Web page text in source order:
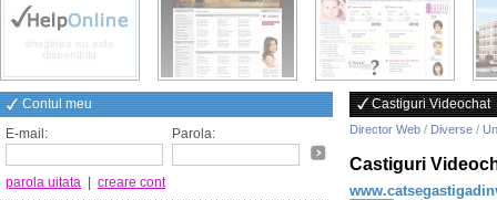
Contul meu
E-mail:
Parola:
parola uitata creare cont
Castiguri Videochat
Director Web / Diverse /
Castiguri